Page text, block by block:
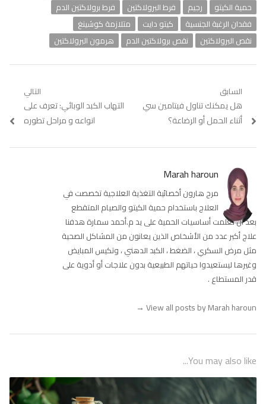
حمية الكيتو
رجيم فرط البرولاكتين
فرط برولاكتين الدم
فقدان الرغبة الجنسية
كيتو دايت
متلازمة كوشينغ
نقص البرولاكتين
نقص برولاكتين الدم هرمون البرولاكتين
تصفّح
المقالات
السابق
Previous
post:
هل يمكنك تناول فيتامين سي
أثناء الحمل أو الرضاعة؟
التالي
Next
التهاب الكبد الوبائي: تعرف على
انواعه و مراحل تطوره
Marah haroun
مرح هارون أخصائية التغذية العلاجية تخصصت في
العلاج باستخدام حمية الكيتو والصيام المتقطع
بعد أن تعلمت أساسيات الحمية على يد م.أحمد سمارة هدفنا
علاج أكبر عدد من الأشخاص الذين يعانون من المشاكل الصحية
مثل مرض السكري ، الضغط ، الكبد الدهني ، وتكيس المبايض
وغيرها ليستعيدوا حياتهم الطبيعية بدون علاجات أو أدوية على
قدر المستطاع .
View all posts by Marah haroun
→
You may also like...